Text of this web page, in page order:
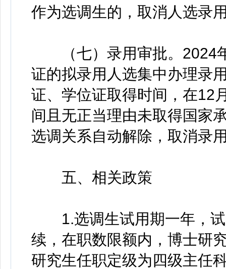
作为选调生的，取消人选录
（七）录用审批。2024
证的拟录用人选集中办理录
证、学位证取得时间，在12
间且无正当理由未取得国家
选调关系自动解除，取消录
五、相关政策
1.选调生试用期一年，试
续，在职数限额内，博士研
研究生任职定级为四级主任